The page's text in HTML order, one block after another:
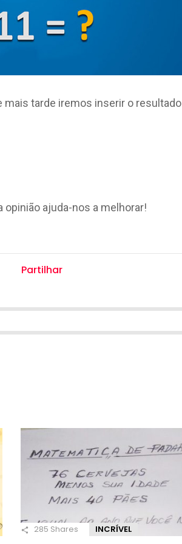
mais tarde iremos inserir o resultado
ajuda-nos a melhorar!
Partilhar
285 Shares INCRÍVEL